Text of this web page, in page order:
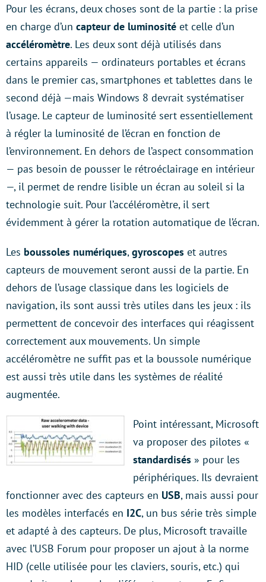
Pour les écrans, deux choses sont de la partie : la prise
en charge d’un capteur de luminosité et celle d’un
accéléromètre. Les deux sont déjà utilisés dans
certains appareils — ordinateurs portables et écrans
dans le premier cas, smartphones et tablettes dans le
second déjà —mais Windows 8 devrait systématiser
l’usage. Le capteur de luminosité sert essentiellement
à régler la luminosité de l’écran en fonction de
l’environnement. En dehors de l’aspect consommation
— pas besoin de pousser le rétroéclairage en intérieur
—, il permet de rendre lisible un écran au soleil si la
technologie suit. Pour l’accéléromètre, il sert
évidemment à gérer la rotation automatique de l’écran.
Les boussoles numériques,gyroscopes et autres
capteurs de mouvement seront aussi de la partie. En
dehors de l’usage classique dans les logiciels de
navigation, ils sont aussi très utiles dans les jeux : ils
permettent de concevoir des interfaces qui réagissent
correctement aux mouvements. Un simple
accéléromètre ne suffit pas et la boussole numérique
est aussi très utile dans les systèmes de réalité
augmentée.
Point intéressant, Microsoft
va proposer des pilotes «
standardisés » pour les
périphériques. Ils devraient
fonctionner avec des capteurs en USB, mais aussi pour
les modèles interfacés en I2C, un bus série très simple
et adapté à des capteurs. De plus, Microsoft travaille
avec l’USB Forum pour proposer un ajout à la norme
HID (celle utilisée pour les claviers, souris, etc.) qui